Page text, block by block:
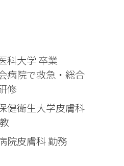
科大学 卒業
病院で救急・総合
修
健衛生大学皮膚科
院皮膚科 勤務